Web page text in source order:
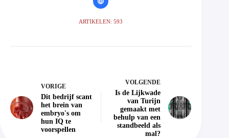
ARTIKELEN: 593
VORIGE
Dit bedrijf scant
het brein van
embryo's om
hun IQ te
voorspellen
VOLGENDE
Is de Lijkwade
van Turijn
gemaakt met
behulp van een
standbeeld als
mal?